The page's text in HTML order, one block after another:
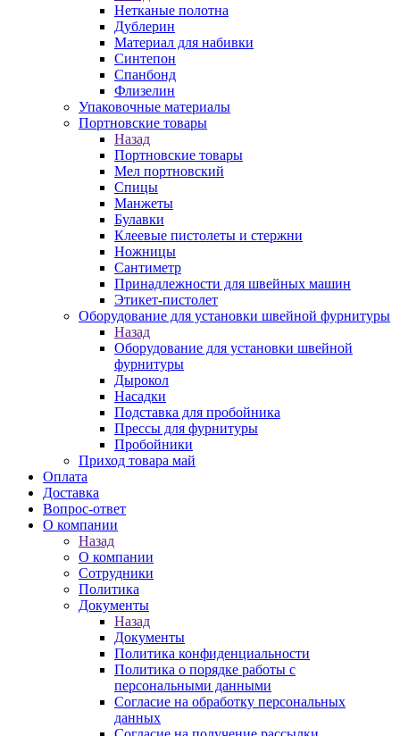
Нетканые полотна
Дублерин
Материал для набивки
Синтепон
Спанбонд
Флизелин
Упаковочные материалы
Портновские товары
Назад
Портновские товары
Мел портновский
Спицы
Манжеты
Булавки
Клеевые пистолеты и стержни
Ножницы
Сантиметр
Принадлежности для швейных машин
Этикет-пистолет
Оборудование для установки швейной фурнитуры
Назад
Оборудование для установки швейной
фурнитуры
Дырокол
Насадки
Подставка для пробойника
Прессы для фурнитуры
Пробойники
Приход товара май
Оплата
Доставка
Вопрос-ответ
О компании
Назад
О компании
Сотрудники
Политика
Документы
Назад
Документы
Политика конфиденциальности
Политика о порядке работы с
персональными данными
Согласие на обработку персональных
данных